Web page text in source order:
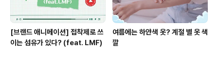
[브랜드 애니메이션] 접착제로 쓰
이는 섬유가 있다? (feat. LMF)
여름에는 하얀색 옷? 계절 별 옷 색
깔